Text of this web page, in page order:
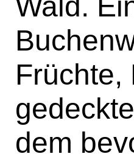
Früchte,
dem